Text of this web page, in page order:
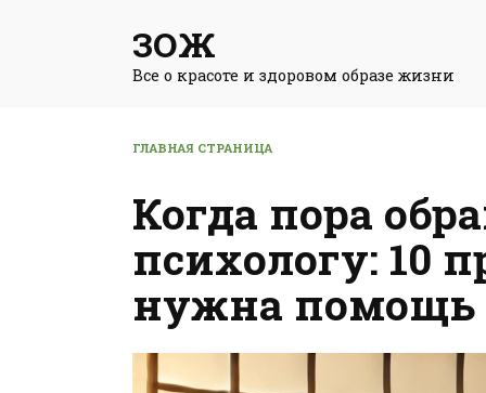
ЗОЖ
Все о красоте и здоровом образе жизни
ГЛАВНАЯ СТРАНИЦА
Когда пора
психологу: 10
нужна помощь